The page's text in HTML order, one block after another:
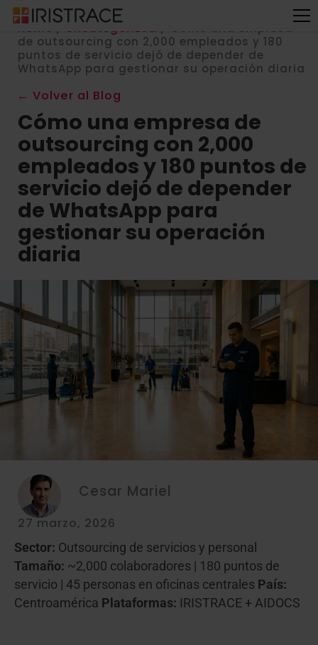
Home / Uncategorized /
Cómo una empresa
de outsourcing con 2,000 empleados y 180
puntos de servicio dejó de depender de
WhatsApp para gestionar su operación diaria
← Volver al Blog
Cómo una empresa de
outsourcing con 2,000
empleados y 180 puntos de
servicio dejó de depender
de WhatsApp para
gestionar su operación
diaria
Cesar Mariel
27 marzo, 2026
Sector: Outsourcing de servicios y personal
Tamaño: ~2,000 colaboradores | 180 puntos de
servicio | 45 personas en oficinas centrales País:
Centroamérica Plataformas: IRISTRACE + AIDOCS